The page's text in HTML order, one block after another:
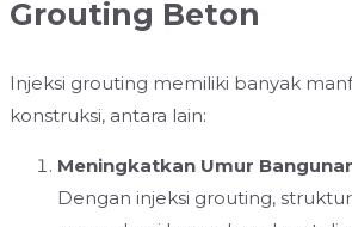
Grouting Beton
Injeksi grouting memiliki banyak
konstruksi, antara lain:
Meningkatkan Umur
Dengan injeksi grouting,